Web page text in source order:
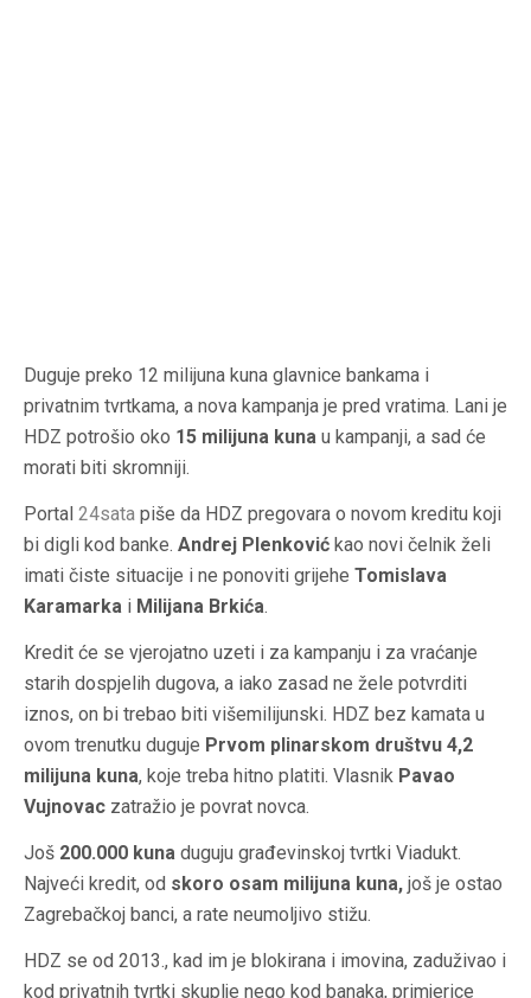
Duguje preko 12 milijuna kuna glavnice bankama i
privatnim tvrtkama, a nova kampanja je pred vratima. Lani je
HDZ potrošio oko 15 milijuna kuna u kampanji, a sad će
morati biti skromniji.
Portal 24sata piše da HDZ pregovara o novom kreditu koji
bi digli kod banke. Andrej Plenković kao novi čelnik želi
imati čiste situacije i ne ponoviti grijehe Tomislava
Karamarka i Milijana Brkića.
Kredit će se vjerojatno uzeti i za kampanju i za vraćanje
starih dospjelih dugova, a iako zasad ne žele potvrditi
iznos, on bi trebao biti višemilijunski. HDZ bez kamata u
ovom trenutku duguje Prvom plinarskom društvu 4,2
milijuna kuna, koje treba hitno platiti. Vlasnik Pavao
Vujnovac zatražio je povrat novca.
Još 200.000 kuna duguju građevinskoj tvrtki Viadukt.
Najveći kredit, od skoro osam milijuna kuna, još je ostao
Zagrebačkoj banci, a rate neumoljivo stižu.
HDZ se od 2013., kad im je blokirana i imovina, zaduživao i
kod privatnih tvrtki skuplje nego kod banaka, primjerice